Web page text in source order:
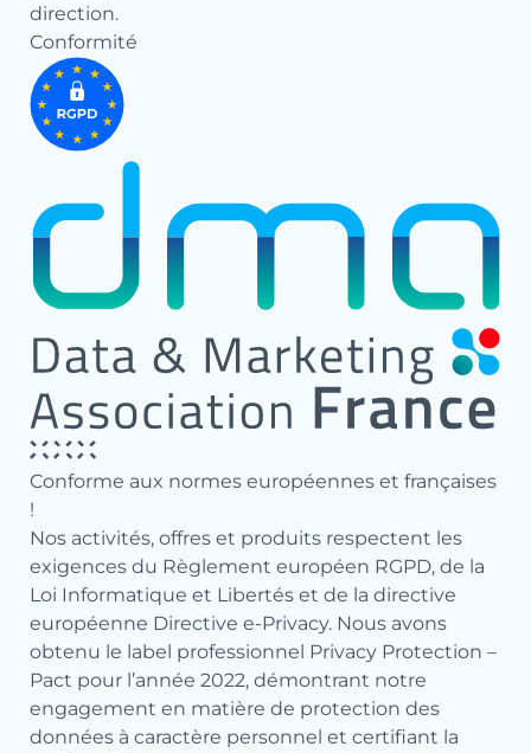
direction.
Conformité
Conforme aux normes européennes et françaises
!
Nos activités, offres et produits respectent les
exigences du Règlement européen RGPD, de la
Loi Informatique et Libertés et de la directive
européenne Directive e-Privacy. Nous avons
obtenu le label professionnel Privacy Protection –
Pact pour l’année 2022, démontrant notre
engagement en matière de protection des
données à caractère personnel et certifiant la